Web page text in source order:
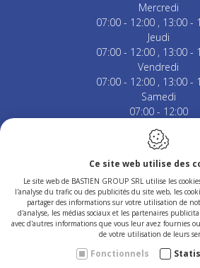
Mercredi
07:00 - 12:00
13:00 -
Jeudi
07:00 - 12:00
13:00 -
Vendredi
07:00 - 12:00
13:00 -
Samedi
07:00 - 12:00
Fermé le dimanche &
Conception du site web par
Politique en matière de
Politique de
Plan du site
Ce site web utilise des
Le site web de BASTIEN GROUP SRL utilise les
l'analyse du trafic ou des publicités du site web, les
partager des informations sur votre utilisation de
d'analyse, les médias sociaux et les partenaires
avec d'autres informations que vous leur avez fournies
de votre utilisation de leurs
Fonctionnels